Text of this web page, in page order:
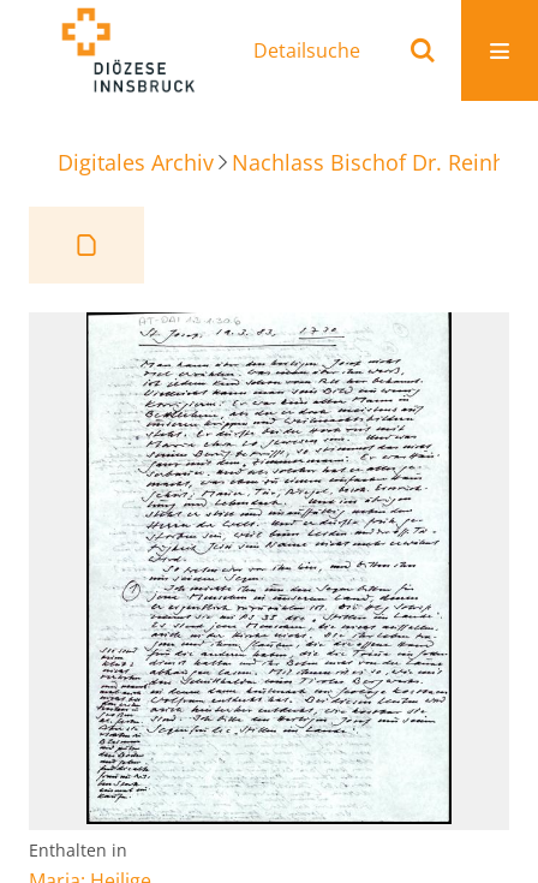
Detailsuche
Digitales Archiv Nachlass Bischof Dr.
Enthalten in